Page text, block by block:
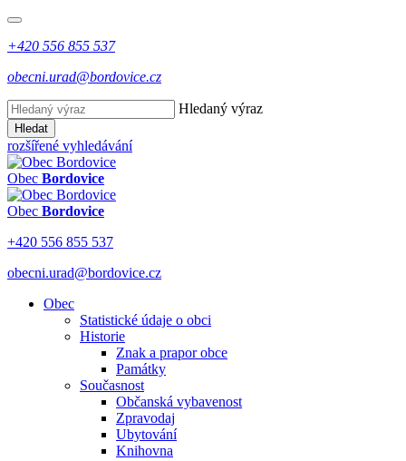
+420 556 855 537
obecni.urad@bordovice.cz
Hledaný výraz
Hledat
rozšířené vyhledávání
Obec Bordovice
Obec Bordovice
+420 556 855 537
obecni.urad@bordovice.cz
Obec
Statistické údaje o obci
Historie
Znak a prapor obce
Památky
Současnost
Občanská vybavenost
Zpravodaj
Ubytování
Knihovna